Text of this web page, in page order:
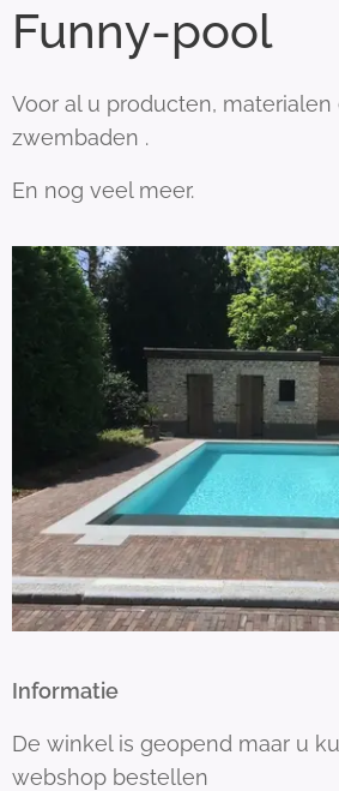
Funny-pool
Voor al u producten,
zwembaden .
En nog veel meer.
Informatie
De winkel is geopend maar u
webshop bestellen